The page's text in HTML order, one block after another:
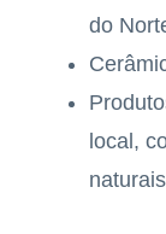
do
local,